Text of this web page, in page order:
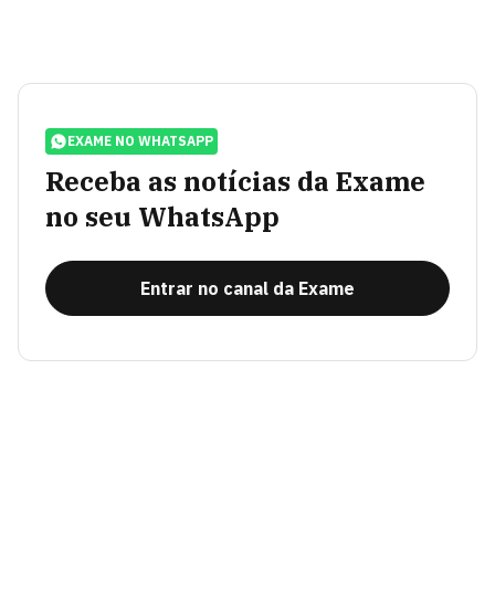
EXAME NO WHATSAPP
Receba as notícias da Exame
no seu WhatsApp
Entrar no canal da Exame